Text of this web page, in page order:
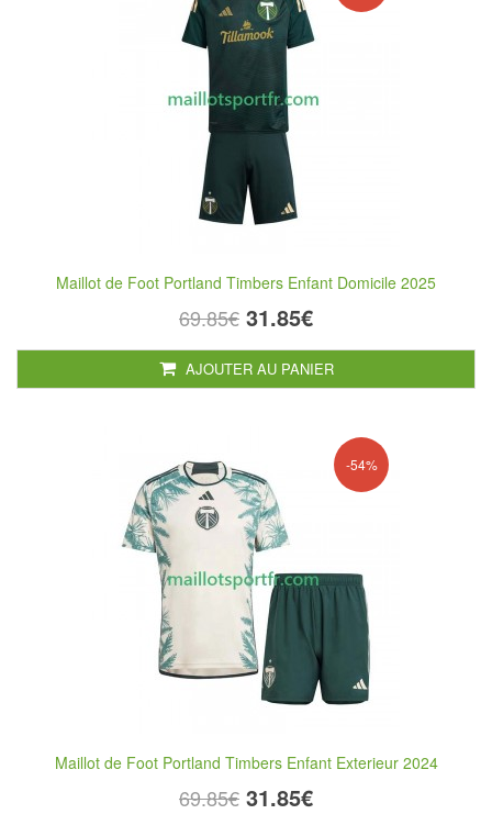
Maillot de Foot Portland Timbers Enfant Domicile 2025
69.85€ 31.85€
AJOUTER AU PANIER
-54%
Maillot de Foot Portland Timbers Enfant Exterieur 2024
69.85€ 31.85€